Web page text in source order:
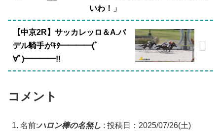
いわ！」
【中京2R】サッカレッロ＆A.バ
デル騎手がｷﾀ━━━━(ﾟ
∀ﾟ)━━━━!!
コメント
名前:ハロン棒の名無し : 投稿日：2025/07/26(土)